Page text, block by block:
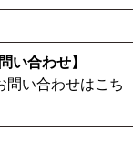
い合わせ】
問い合わせはこち